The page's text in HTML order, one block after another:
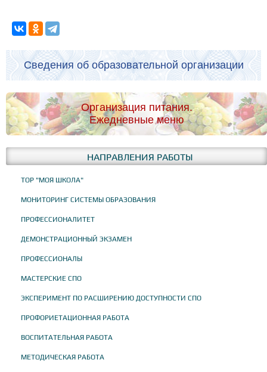
Сведения об образовательной организации
Организация питания.
Ежедневные меню
НАПРАВЛЕНИЯ РАБОТЫ
ТОР "МОЯ ШКОЛА"
МОНИТОРИНГ СИСТЕМЫ ОБРАЗОВАНИЯ
ПРОФЕССИОНАЛИТЕТ
ДЕМОНСТРАЦИОННЫЙ ЭКЗАМЕН
ПРОФЕССИОНАЛЫ
МАСТЕРСКИЕ СПО
ЭКСПЕРИМЕНТ ПО РАСШИРЕНИЮ ДОСТУПНОСТИ СПО
ПРОФОРИЕТАЦИОННАЯ РАБОТА
ВОСПИТАТЕЛЬНАЯ РАБОТА
МЕТОДИЧЕСКАЯ РАБОТА